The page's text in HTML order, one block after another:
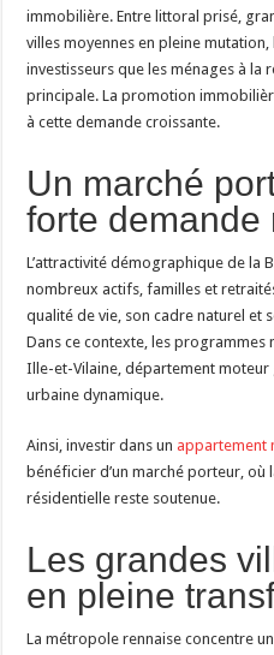
immobilière. Entre littoral prisé,
villes moyennes en pleine
investisseurs que les ménages à la
principale. La promotion
à cette demande croissante.
Un marché
forte demande
L’attractivité démographique de la
nombreux actifs, familles et
qualité de vie, son cadre naturel et
Dans ce contexte, les programmes
Ille-et-Vilaine, département moteur
urbaine dynamique.
Ainsi, investir dans un appartement
bénéficier d’un marché porteur,
résidentielle reste soutenue.
Les grandes
en pleine
La métropole rennaise concentre